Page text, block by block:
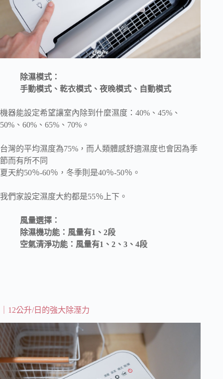
除濕模式：
手動模式、乾衣模式、夜晚模式、自動模式
機器能設定希望讓室內除到什麼濕度：40%、45%、
50%、60%、65%、70%。
台灣的平均濕度為75%，而人類體感舒適濕度也會因為季
節而有所不同
夏天約50％-60％，冬季則是40％-50％。
我們家設定濕度大約都是55％上下。
風量選擇：
除濕機功能：風量有1、2段
空氣清淨功能：風量有1、2、3、4段
｜12公升/日的強大除溼力